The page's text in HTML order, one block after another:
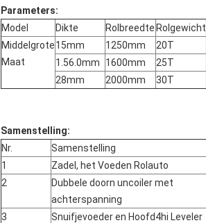
Parameters:
Model
Dikte RolbreedteRolgewicht
Middelgrote
Maat
15mm 1250mm 20T
1.56.0mm
1600mm 25T
28mm
2000mm 30T
Samenstelling:
Nr.
Samenstelling
1
Zadel, het Voeden Rolauto
2
Dubbele doorn uncoiler met
achterspanning
3
Snuifjevoeder en Hoofd4hi Leveler